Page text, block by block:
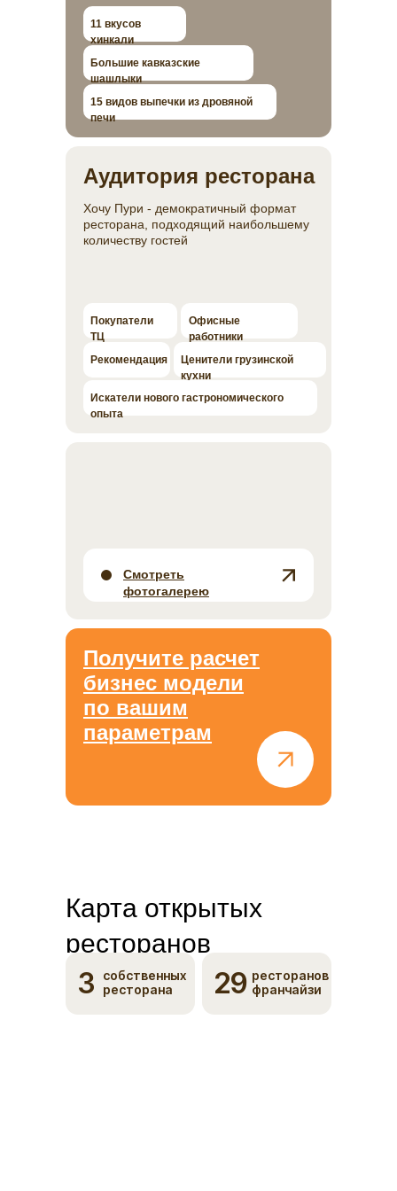
Смотреть
фотогалерею
Получите расчет
бизнес модели
по вашим
параметрам
Покупатели
ТЦ
Рекомендация
Офисные
работники
Ценители грузинской
кухни
Искатели нового гастрономического
опыта
Хочу Пури - демократичный формат
ресторана, подходящий наибольшему
количеству гостей
Аудитория ресторана
Большие кавказские
шашлыки
15 видов выпечки из дровяной
печи
11 вкусов
хинкали
Карта открытых
ресторанов
3
собственных
ресторана
29 ресторанов
франчайзи